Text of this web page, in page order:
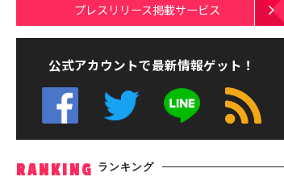
プレスリリース掲載サービス
公式アカウントで最新情報ゲット！
RANKING ランキング